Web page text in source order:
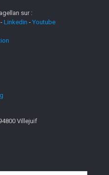
sur :
- Linkedin - Youtube
Villejuif